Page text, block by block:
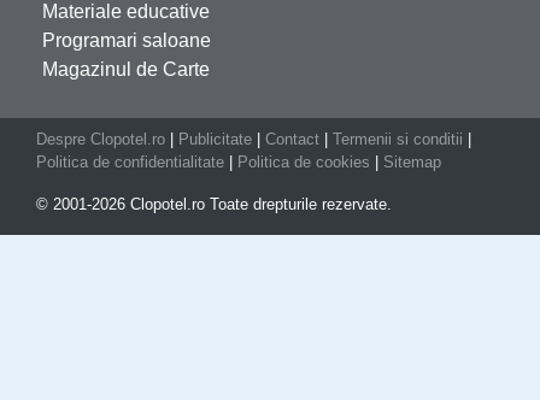
Materiale educative
Programari saloane
Magazinul de Carte
Despre Clopotel.ro Publicitate Contact Termenii si conditii
Politica de confidentialitate
Politica de cookies Sitemap
© 2001-2026 Clopotel.ro Toate drepturile rezervate.